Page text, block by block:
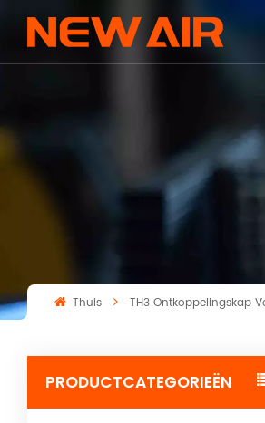
Thuis TH3 Ontkoppelingskap
PRODUCTCATEGORIEËN